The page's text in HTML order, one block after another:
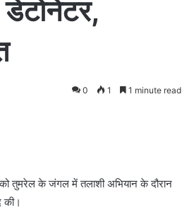
डेटोनेटर,
0 1 1 minute read
तुमरेल के जंगल में तलाशी अभियान के दौरान
की।